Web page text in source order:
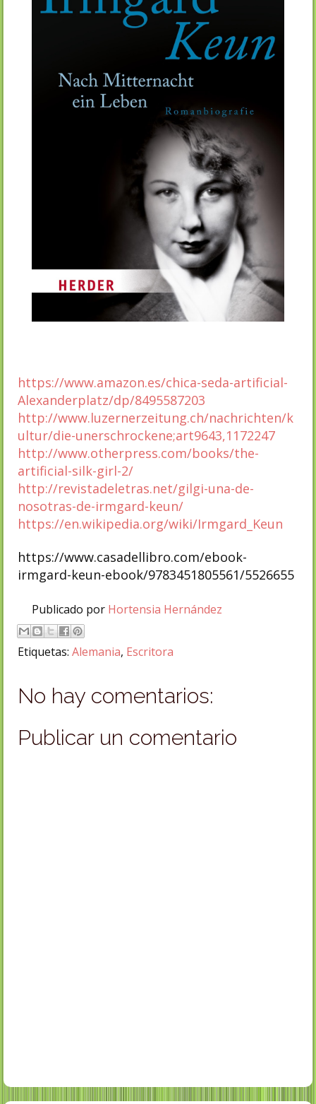
https://www.amazon.es/chica-seda-artificial-
Alexanderplatz/dp/8495587203
http://www.luzernerzeitung.ch/nachrichten/k
ultur/die-unerschrockene;art9643,1172247
http://www.otherpress.com/books/the-
artificial-silk-girl-2/
http://revistadeletras.net/gilgi-una-de-
nosotras-de-irmgard-keun/
https://en.wikipedia.org/wiki/Irmgard_Keun
https://www.casadellibro.com/ebook-
irmgard-keun-ebook/9783451805561/5526655
Publicado por Hortensia Hernández
Etiquetas: Alemania, Escritora
No hay comentarios:
Publicar un comentario